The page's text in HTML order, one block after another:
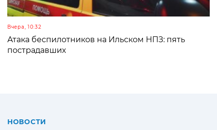
Вчера, 10:32
Атака беспилотников на Ильском НПЗ: пять
пострадавших
НОВОСТИ